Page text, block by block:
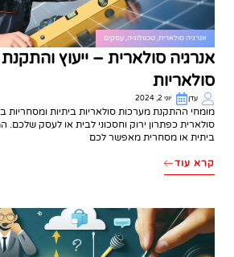
אנרגיה סולארית, טכנולוגיה, עסקים
אנרגיה סולארית – ייעוץ
סולאריות
עדן יוני 2, 2024
מומחי ההתקנת מערכות סולאריות ביתיות ומסחריות
סולארית כפתרון ירוק וחסכוני לבית או לעסק
ביתית או מסחרית מאפשר לכם
קרא עוד